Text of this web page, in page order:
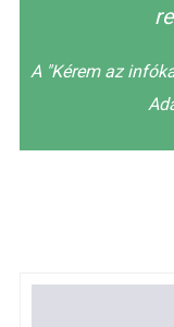
A "Kérem az